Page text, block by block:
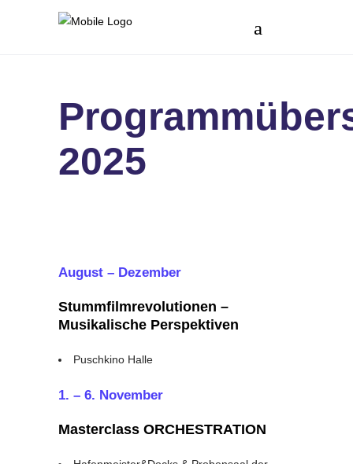
2025
August – Dezember
Stummfilmrevolutionen –
Musikalische Perspektiven
Puschkino Halle
1. – 6. November
Masterclass ORCHESTRATION